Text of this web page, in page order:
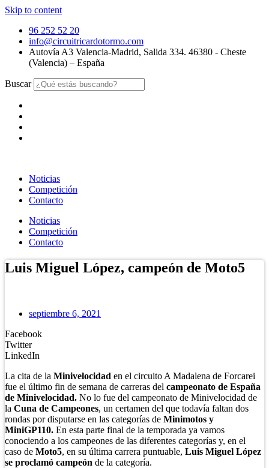
Skip to content
96 252 52 20
info@circuitricardotormo.com
Autovía A3 Valencia-Madrid, Salida 334. 46380 - Cheste
(Valencia) – España
Buscar
Noticias
Competición
Contacto
Noticias
Competición
Contacto
Luis Miguel López, campeón de Moto5
septiembre 6, 2021
Facebook
Twitter
LinkedIn
La cita de la Minivelocidad en el circuito A Madalena de Forcarei
fue el último fin de semana de carreras del campeonato de España
de Minivelocidad. No lo fue del campeonato de Minivelocidad de
la Cuna de Campeones, un certamen del que todavía faltan dos
rondas por disputarse en las categorías de Minimotos y
MiniGP110. En esta parte final de la temporada ya vamos
conociendo a los campeones de las diferentes categorías y, en el
caso de Moto5, en su última carrera puntuable, Luis Miguel López
se proclamó campeón de la categoría.